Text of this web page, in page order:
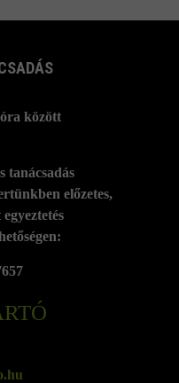
között
tanácsadás
előzetes,